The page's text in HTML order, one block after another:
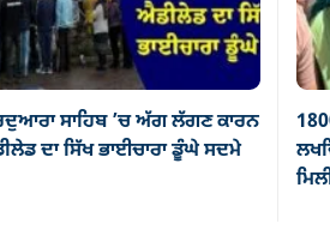
ਸਾਹਿਬ ’ਚ ਅੱਗ ਲੱਗਣ ਕਾਰਨ
ਦਾ ਸਿੱਖ ਭਾਈਚਾਰਾ ਡੂੰਘੇ ਸਦਮੇ